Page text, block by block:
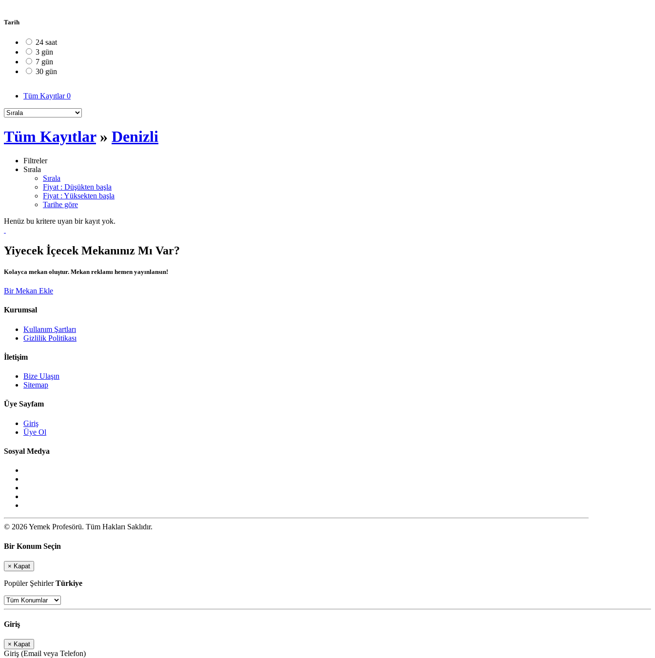
Tarih
24 saat
3 gün
7 gün
30 gün
Tüm Kayıtlar0
Tüm Kayıtlar» Denizli
Filtreler
Sırala
Sırala
Fiyat : Düşükten başla
Fiyat : Yüksekten başla
Tarihe göre
Henüz bu kritere uyan bir kayıt yok.
Yiyecek İçecek Mekanınız Mı Var?
Kolayca mekan oluştur. Mekan reklamı hemen yayınlansın!
Bir Mekan Ekle
Kurumsal
Kullanım Şartları
Gizlilik Politikası
İletişim
Bize Ulaşın
Sitemap
Üye Sayfam
Giriş
Üye Ol
Sosyal Medya
© 2026 Yemek Profesörü. Tüm Hakları Saklıdır.
Bir Konum Seçin
× Kapat
Popüler ŞehirlerTürkiye
Giriş
× Kapat
Giriş (Email veya Telefon)